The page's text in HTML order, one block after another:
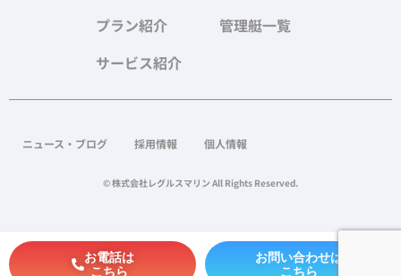
プラン紹介
サービス紹介
管理艇一覧
ニュース・ブログ 採用情報 個人情報
© 株式会社レグルスマリン All Rights Reserved.
お電話は
こちら
お問い合わせは
こちら